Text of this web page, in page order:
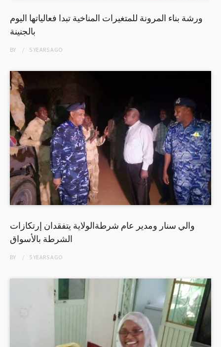
ورشة بناء المرونة للمتغيرات المناخية تبدا فعالياتها اليوم
بالجنينة
BY 5 YEARSAGO
والي سنار ومدير عام شرطةالولاية يتفقدان إرتكازات
الشرطة بالأسواق
BY 5 YEARSAGO